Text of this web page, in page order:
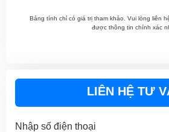
Bảng tính chỉ có giá trị tham khảo. Vui lòng liên
được thông tin chính xác
LIÊN HỆ TƯ
Nhập số điện thoại